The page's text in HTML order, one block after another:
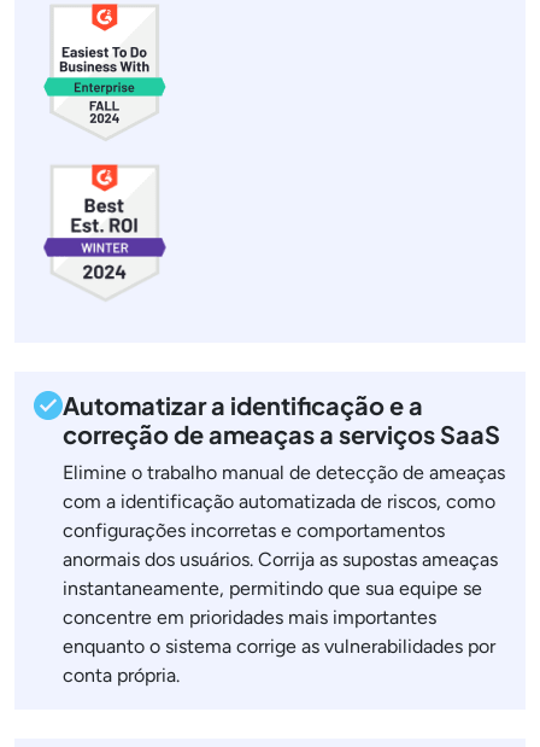
Automatizar a identificação e a
correção de ameaças a serviços SaaS
Elimine o trabalho manual de detecção de ameaças
com a identificação automatizada de riscos, como
configurações incorretas e comportamentos
anormais dos usuários. Corrija as supostas ameaças
instantaneamente, permitindo que sua equipe se
concentre em prioridades mais importantes
enquanto o sistema corrige as vulnerabilidades por
conta própria.